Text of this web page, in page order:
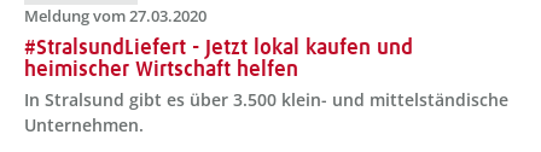
Meldung vom 27.03.2020
#StralsundLiefert - Jetzt lokal kaufen und
heimischer Wirtschaft helfen
In Stralsund gibt es über 3.500 klein- und mittelständische
Unternehmen.